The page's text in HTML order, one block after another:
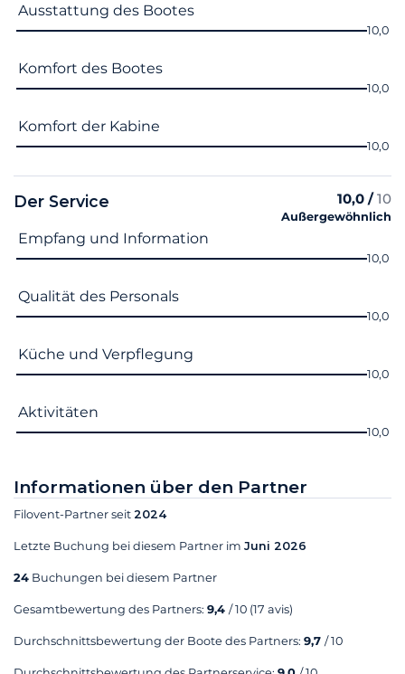
Ausstattung des Bootes
10,0
Komfort des Bootes
10,0
Komfort der Kabine
10,0
Der Service 10,0 /10
Außergewöhnlich
Name des Kriteriums Note
Empfang und Information
10,0
Qualität des Personals
10,0
Küche und Verpflegung
10,0
Aktivitäten
10,0
Informationen über den Partner
Filovent-Partner seit 2024
Letzte Buchung bei diesem Partner im Juni 2026
24 Buchungen bei diesem Partner
Gesamtbewertung des Partners: 9,4 / 10 (17 avis)
Durchschnittsbewertung der Boote des Partners: 9,7 / 10